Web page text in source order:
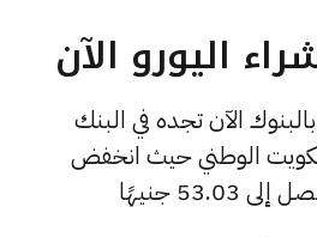
اليورو الآن
الآن تجده في البنك
الوطني حيث انخفض